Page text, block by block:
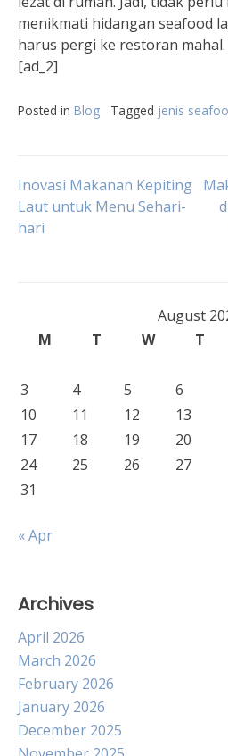
menikmati hidangan seafood
harus pergi ke restoran mahal.
[ad_2]
Posted in Blog Tagged jenis
Post
navigation
Inovasi Makanan Kepiting
Laut untuk Menu Sehari-
hari
August
M
T W T
3
4 5 6
10
11 12 13
17
18 19 20
24
25 26 27
31
« Apr
Archives
April 2026
March 2026
February 2026
January 2026
December 2025